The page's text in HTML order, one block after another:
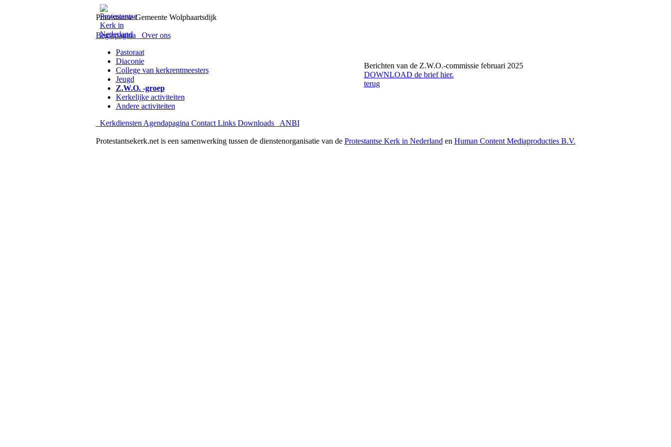
Protestantse Gemeente Wolphaartsdijk
Beginpagina
Over ons
Pastoraat
Diaconie
College van kerkrentmeesters
Jeugd
Z.W.O. -groep
Kerkelijke activiteiten
Andere activiteiten
Kerkdiensten Agendapagina Contact Links Downloads ANBI
Berichten van de Z.W.O.-commissie februari 2025
DOWNLOAD de brief hier.
terug
Protestantsekerk.net is een samenwerking tussen de dienstenorganisatie van de Protestantse Kerk in Nederland en Human Content Mediaproducties B.V.